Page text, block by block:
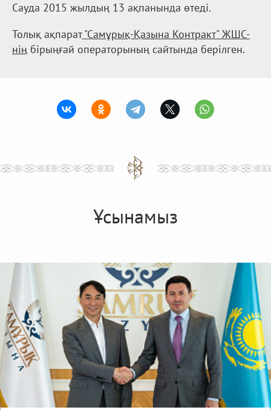
Сауда 2015 жылдың 13 ақпанында өтеді.
Толық ақпарат"Самұрық-Қазына Контракт" ЖШС-
нің бірыңғай операторының сайтында берілген.
Ұсынамыз